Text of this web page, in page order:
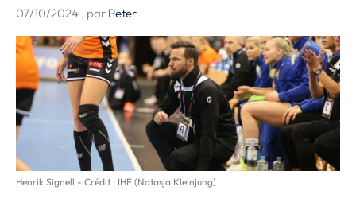
07/10/2024 , par Peter
Henrik Signell - Crédit : IHF (Natasja Kleinjung)